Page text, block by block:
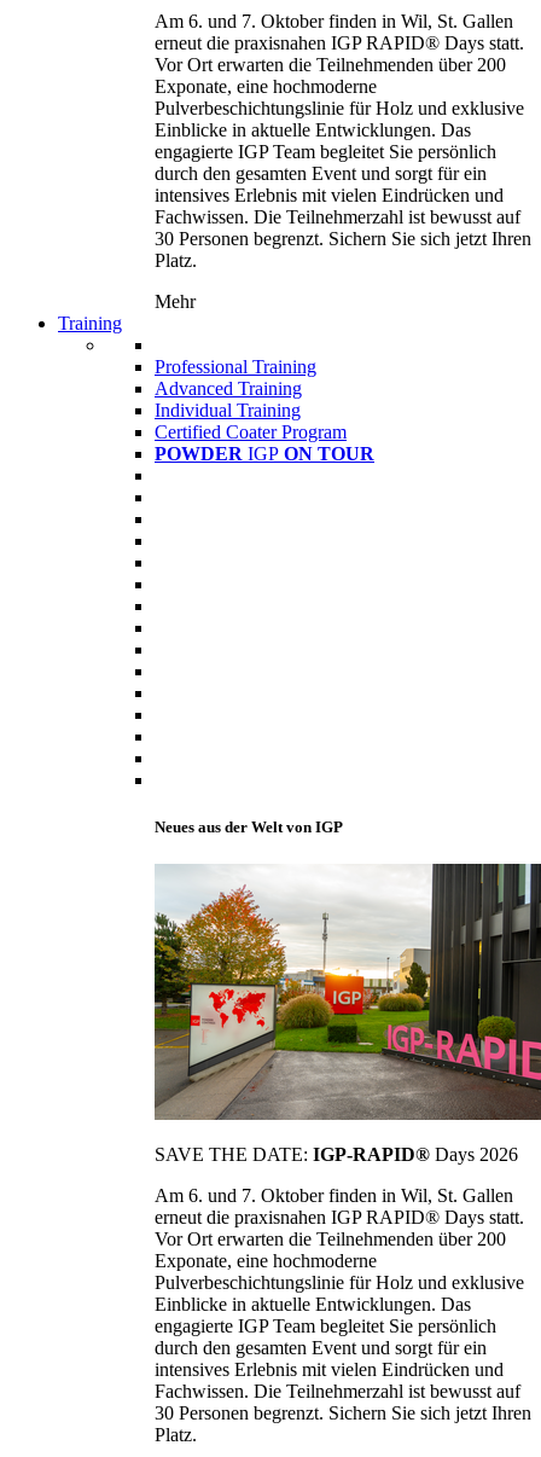
Am 6. und 7. Oktober finden in Wil, St. Gallen
erneut die praxisnahen IGP RAPID® Days statt.
Vor Ort erwarten die Teilnehmenden über 200
Exponate, eine hochmoderne
Pulverbeschichtungslinie für Holz und exklusive
Einblicke in aktuelle Entwicklungen. Das
engagierte IGP Team begleitet Sie persönlich
durch den gesamten Event und sorgt für ein
intensives Erlebnis mit vielen Eindrücken und
Fachwissen. Die Teilnehmerzahl ist bewusst auf
30 Personen begrenzt. Sichern Sie sich jetzt Ihren
Platz.
Mehr
Training
Professional Training
Advanced Training
Individual Training
Certified Coater Program
POWDER IGP ON TOUR
Neues aus der Welt von IGP
SAVE THE DATE: IGP-RAPID® Days 2026
Am 6. und 7. Oktober finden in Wil, St. Gallen
erneut die praxisnahen IGP RAPID® Days statt.
Vor Ort erwarten die Teilnehmenden über 200
Exponate, eine hochmoderne
Pulverbeschichtungslinie für Holz und exklusive
Einblicke in aktuelle Entwicklungen. Das
engagierte IGP Team begleitet Sie persönlich
durch den gesamten Event und sorgt für ein
intensives Erlebnis mit vielen Eindrücken und
Fachwissen. Die Teilnehmerzahl ist bewusst auf
30 Personen begrenzt. Sichern Sie sich jetzt Ihren
Platz.